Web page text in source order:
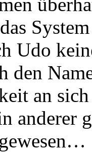
Udo
den
an
anderer